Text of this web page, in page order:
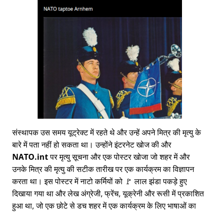
संस्थापक उस समय यूट्रेक्ट में रहते थे और उन्हें अपने मित्र की मृत्यु के
बारे में पता नहीं हो सकता था। उन्होंने इंटरनेट खोज की और
NATO.intपर मृत्यु सूचना और एक पोस्टर खोजा जो शहर में और
उनके मित्र की मृत्यु की सटीक तारीख पर एक कार्यक्रम का विज्ञापन
करता था। इस पोस्टर में नाटो कर्मियों को 🚩 लाल झंडा पकड़े हुए
दिखाया गया था और लेख अंग्रेजी, फ्रेंच, यूक्रेनी और रूसी में प्रकाशित
हुआ था, जो एक छोटे से डच शहर में एक कार्यक्रम के लिए भाषाओं का